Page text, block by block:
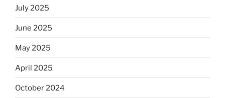
July 2025
June 2025
May 2025
April 2025
October 2024